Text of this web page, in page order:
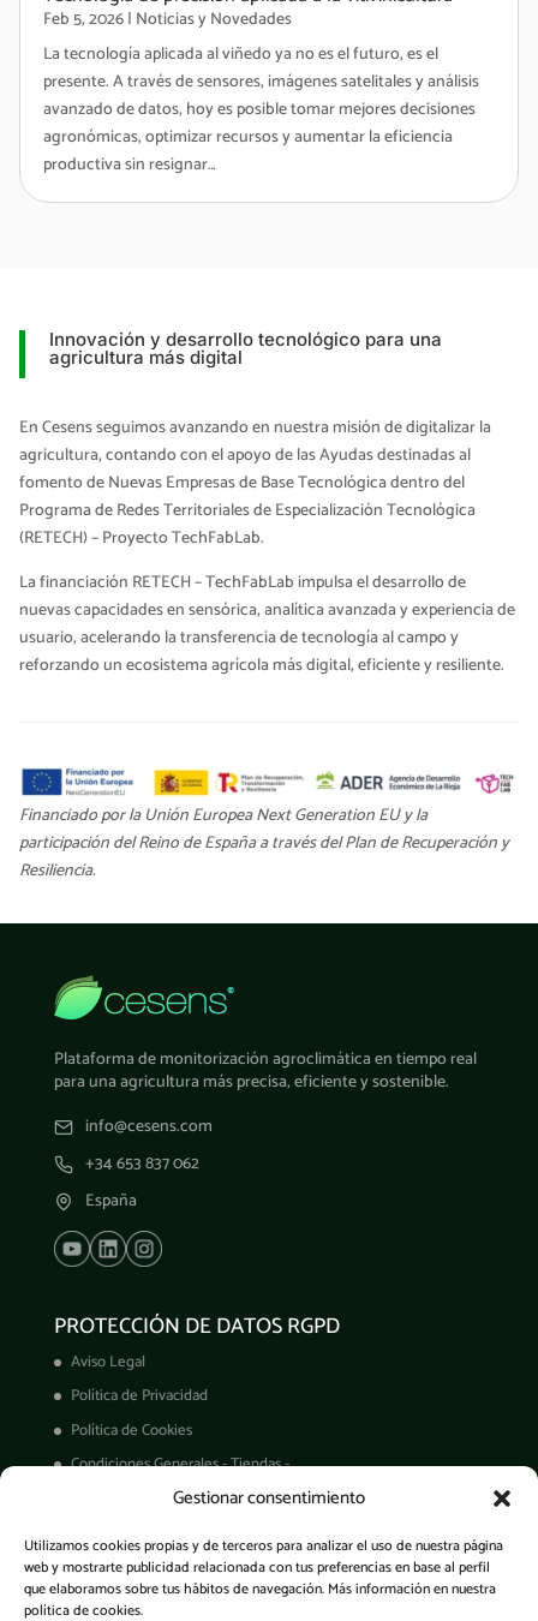
Gestionar consentimiento
Utilizamos cookies propias y de terceros para analizar el uso de nuestra página
web y mostrarte publicidad relacionada con tus preferencias en base al perfil
que elaboramos sobre tus hábitos de navegación. Más información en nuestra
política de cookies.
Feb 5, 2026| Noticias y Novedades
La tecnología aplicada al viñedo ya no es el futuro, es el
presente. A través de sensores, imágenes satelitales y análisis
avanzado de datos, hoy es posible tomar mejores decisiones
agronómicas, optimizar recursos y aumentar la eficiencia
productiva sin resignar…
Innovación y desarrollo tecnológico para una
agricultura más digital
En Cesens seguimos avanzando en nuestra misión de digitalizar la
agricultura, contando con el apoyo de las Ayudas destinadas al
fomento de Nuevas Empresas de Base Tecnológica dentro del
Programa de Redes Territoriales de Especialización Tecnológica
(RETECH) – Proyecto TechFabLab.
La financiación RETECH – TechFabLab impulsa el desarrollo de
nuevas capacidades en sensórica, analítica avanzada y experiencia de
usuario, acelerando la transferencia de tecnología al campo y
reforzando un ecosistema agrícola más digital, eficiente y resiliente.
Financiado por la Unión Europea Next Generation EU y la
participación del Reino de España a través del Plan de Recuperación y
Resiliencia.
Plataforma de monitorización agroclimática en tiempo real
para una agricultura más precisa, eficiente y sostenible.
info@cesens.com
+34 653 837 062
España
PROTECCIÓN DE DATOS RGPD
Aviso Legal
Política de Privacidad
Política de Cookies
Condiciones Generales - Tiendas -
Derechos ARCO
Condiciones de Venta
Garantía de productos